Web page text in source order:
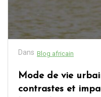
Dans Blog africain
Mode de vie
contrastes et